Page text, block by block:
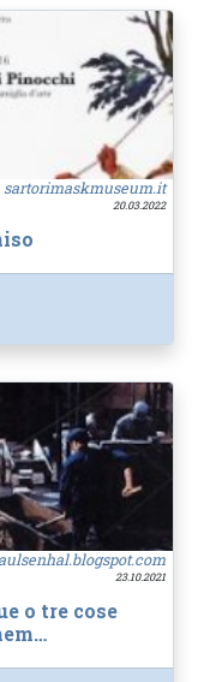
sartorimaskmuseum.it
20.03.2022
23.10.2021
o tre cose